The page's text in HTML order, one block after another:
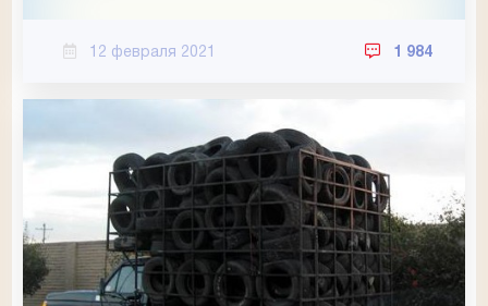
12 февраля 2021 1 984